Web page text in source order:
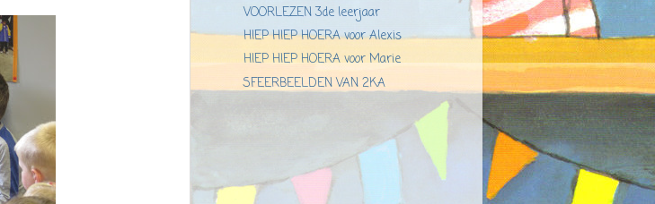
VOORLEZEN 3de leerjaar
HIEP HIEP HOERA voor Alexis
HIEP HIEP HOERA voor Marie
SFEERBEELDEN VAN 2KA